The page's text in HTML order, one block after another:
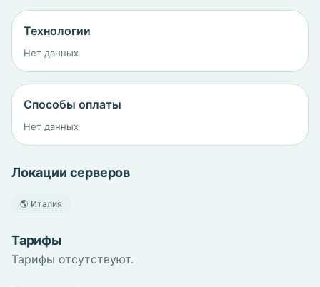
Технологии
Нет данных
Способы оплаты
Нет данных
Локации серверов
🌎 Италия
Тарифы
Тарифы отсутствуют.